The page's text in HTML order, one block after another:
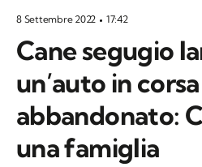
8 Settembre 2022 17:42
Cane segugio
un’auto in
abbandonato:
una famiglia